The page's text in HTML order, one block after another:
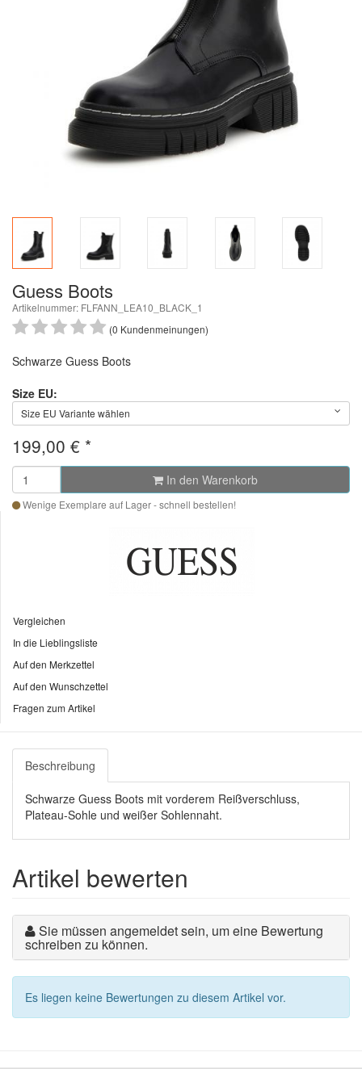
Guess Boots
Artikelnummer: FLFANN_LEA10_BLACK_1
(0 Kundenmeinungen)
Schwarze Guess Boots
Size EU:
Size EU Variante wählen
199,00 € *
In den Warenkorb
Wenige Exemplare auf Lager - schnell bestellen!
Vergleichen
In die Lieblingsliste
Auf den Merkzettel
Auf den Wunschzettel
Fragen zum Artikel
Beschreibung
Schwarze Guess Boots mit vorderem Reißverschluss,
Plateau-Sohle und weißer Sohlennaht.
Artikel bewerten
Sie müssen angemeldet sein, um eine Bewertung
schreiben zu können.
Es liegen keine Bewertungen zu diesem Artikel vor.